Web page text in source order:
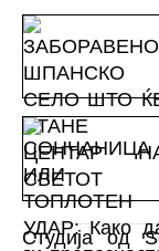
Студија од